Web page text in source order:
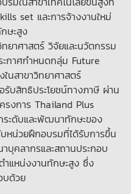
set และการจ้างงานใหม่
ษะสูง
ยาศาสตร์ วิจัยและนวัตกรรม
ะกาศกำหนดกลุ่ม Future
นสาขาวิทยาศาสตร์
รับสิทธิประโยชน์ทางภาษี ผ่าน
รงการ Thailand Plus
ระดับและพัฒนาทักษะของ
หน่วยฝึกอบรมที่ได้รับการขึ้น
คลากรและสถานประกอบ
ำแหน่งงานทักษะสูง ซึ่ง
บด้วย